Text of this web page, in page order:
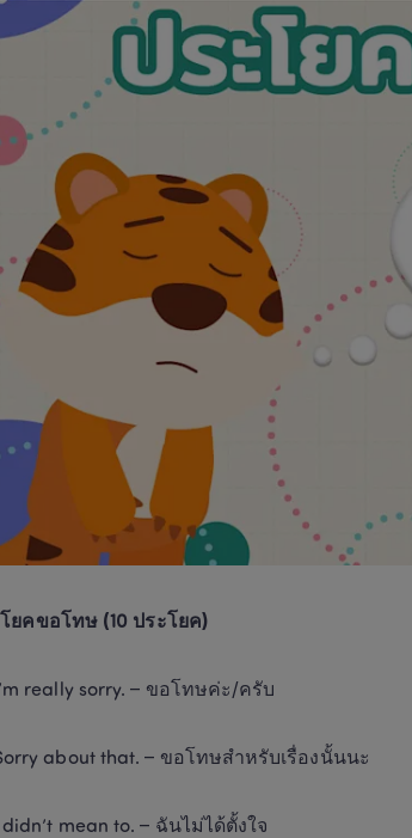
ยคขอโทษ (10 ประโยค)
really sorry. – ขอโทษค่ะ/ครับ
about that. – ขอโทษสำหรับเรื่องนั้นนะ
didn’t mean to. – ฉันไม่ได้ตั้งใจ